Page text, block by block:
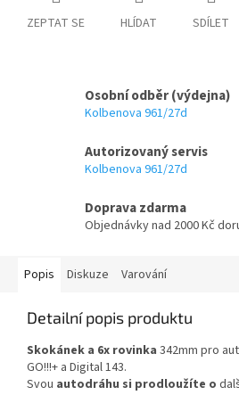
ZEPTAT SE HLÍDAT SDÍLET
Osobní odběr (výdejna)
Kolbenova 961/27d
Autorizovaný servis
Kolbenova 961/27d
Doprava zdarma
Objednávky nad 2000 Kč
Popis Diskuze Varování
Detailní popis produktu
Skokánek a 6x rovinka 342mm pro
GO!!!+ a Digital 143.
Svou autodráhu si prodloužíte o